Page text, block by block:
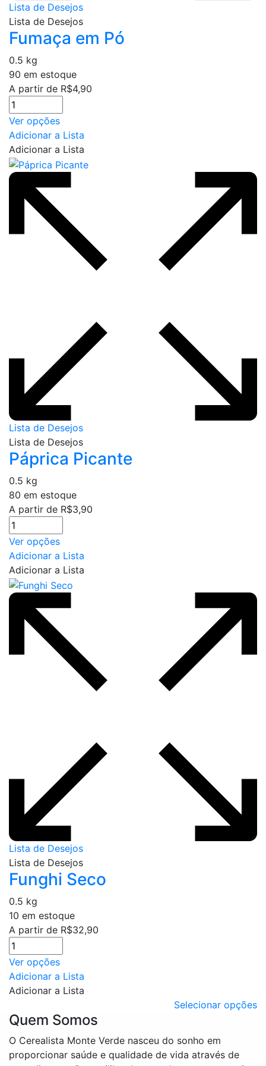
Lista de Desejos
Lista de Desejos
Fumaça em Pó
0.5 kg
90 em estoque
A partir de R$4,90
Ver opçõesEste
produto
tem
várias
As
podem
ser
escolhidas
Adicionar a Lista
Adicionar a Lista
Lista de Desejos
Lista de Desejos
Páprica Picante
0.5 kg
80 em estoque
A partir de R$3,90
Ver opçõesEste
produto
tem
várias
As
podem
ser
escolhidas
Adicionar a Lista
Adicionar a Lista
Lista de Desejos
Lista de Desejos
Funghi Seco
0.5 kg
10 em estoque
A partir de R$32,90
Ver opçõesEste
produto
tem
variantes.
opções
podem
Adicionar a Lista
Adicionar a Lista
Selecionar opções
Quem Somos
O Cerealista Monte Verde nasceu do sonho em
proporcionar saúde e qualidade de vida através de